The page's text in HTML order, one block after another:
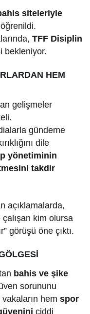
siteleriyle
öğrenildi.
TFF Disiplin
bekleniyor.
HEM
gelişmeler
gündeme
dile
yönetiminin
takdir
açıklamalarda,
çalışan kim olursa
görüşü öne çıktı.
bahis ve şike
sorununu
hemspor
ciddi